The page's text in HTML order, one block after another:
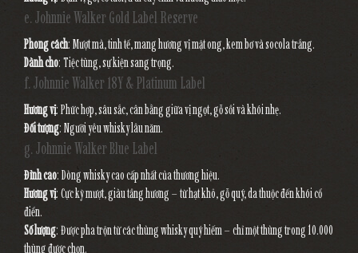
e. Johnnie Walker Gold Label Reserve
Phong cách: Mượt mà, tinh tế, mang hương vị mật ong, kem bơ và socola trắng.
Dành cho: Tiệc tùng, sự kiện sang trọng.
f. Johnnie Walker 18Y & Platinum Label
Hương vị: Phức hợp, sâu sắc, cân bằng giữa vị ngọt, gỗ sồi và khói nhẹ.
Đối tượng: Người yêu whisky lâu năm.
g. Johnnie Walker Blue Label
Đỉnh cao: Dòng whisky cao cấp nhất của thương hiệu.
Hương vị: Cực kỳ mượt, giàu tầng hương – từ hạt khô, gỗ quý, da thuộc đến khói cổ
điển.
Số lượng: Được pha trộn từ các thùng whisky quý hiếm – chỉ một thùng trong 10.000
thùng được chọn.